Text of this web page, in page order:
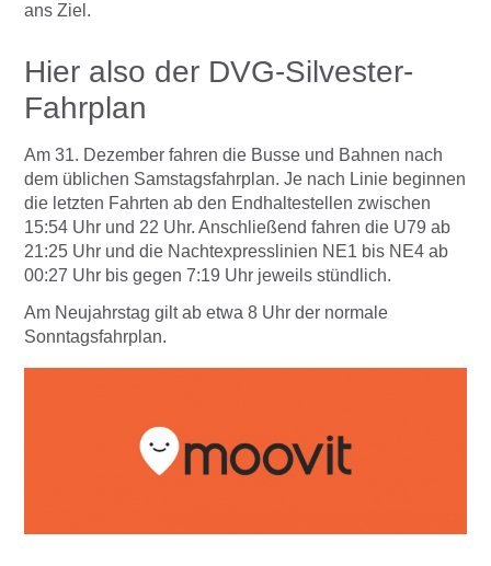
ans Ziel.
Hier also der DVG-Silvester-
Fahrplan
Am 31. Dezember fahren die Busse und Bahnen nach
dem üblichen Samstagsfahrplan. Je nach Linie beginnen
die letzten Fahrten ab den Endhaltestellen zwischen
15:54 Uhr und 22 Uhr. Anschließend fahren die U79 ab
21:25 Uhr und die Nachtexpresslinien NE1 bis NE4 ab
00:27 Uhr bis gegen 7:19 Uhr jeweils stündlich.
Am Neujahrstag gilt ab etwa 8 Uhr der normale
Sonntagsfahrplan.